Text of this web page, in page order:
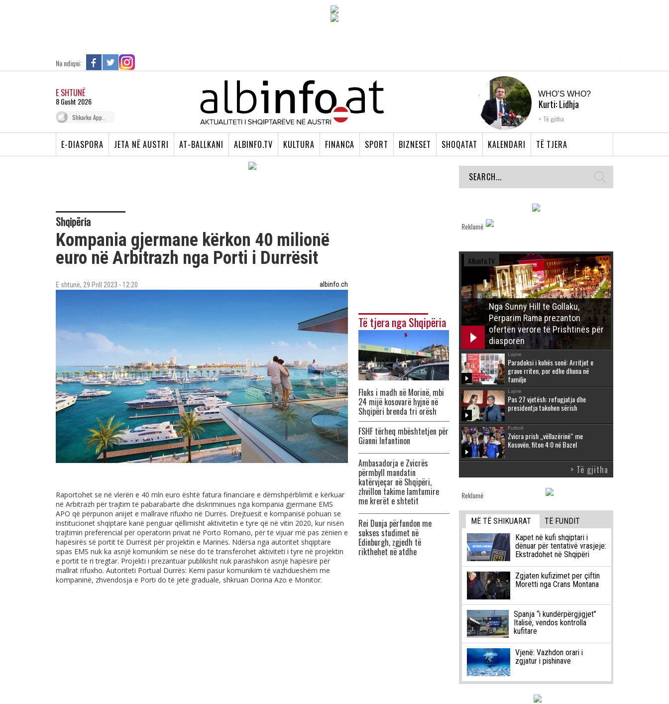
Na ndiqni:
E SHTUNË
8 Gusht 2026
Shkarko App..
WHO’S WHO?
Kurti: Lidhja
Shqiptare e Prizrenit,
Të gjitha
E-DIASPORA JETA NË AUSTRI AT-BALLKANI ALBINFO.TV KULTURA FINANCA SPORT BIZNESET SHOQATAT KALENDARI TË TJERA
Shqipëria
Kompania gjermane kërkon 40 milionë
euro në Arbitrazh nga Porti i Durrësit
E shtunë, 29 Prill 2023 - 12:20 albinfo.ch
Raportohet se në vlerën e 40 mln euro është fatura financiare e dëmshpërblimit e kërkuar
në Arbitrazh për trajtim të pabarabartë dhe diskriminues nga kompania gjermane EMS
APO që përpunon anijet e mallrave rifuxho në Durrës. Drejtuesit e kompanisë pohuan se
institucionet shqiptare kanë penguar qëllimisht aktivitetin e tyre që në vitin 2020, kur nisën
trajtimin preferencial për operatorin privat në Porto Romano, për të vijuar më pas zënien e
hapësirës së portit të Durrësit për projektin e Marinës. Ndërsa nga autoritet shqiptare
sipas EMS nuk ka asnjë komunikim se nëse do të transferohet aktiviteti i tyre në projektin
e portit të ri tregtar. Projekti i prezantuar publikisht nuk parashikon asnjë hapësirë për
mallrat rifuxho. Autoriteti Portual Durrës: Kemi pasur komunikim të vazhdueshëm me
kompaninë, zhvendosja e Porti do të jetë graduale, shkruan Dorina Azo e Monitor.
Të tjera nga Shqipëria
Fluks i madh në Morinë, mbi
24 mijë kosovarë hyjnë në
Shqipëri brenda tri orësh
FSHF tërheq mbështetjen për
Gianni Infantinon
Ambasadorja e Zvicrës
përmbyll mandatin
katërvjeçar në Shqipëri,
zhvillon takime lamtumire
me krerët e shtetit
Rei Dunja përfundon me
sukses studimet në
Edinburgh, zgjedh të
rikthehet në atdhe
Reklamë
Albinfo.TV
Nga Sunny Hill te Gollaku,
Përparim Rama prezanton
ofertën verore të Prishtinës për
diasporën
Lajme
Paradoksi i kohës sonë: Arritjet e
grave rriten, por edhe dhuna në
familje
Lajme
Pas 27 vjetësh: refugjatja dhe
presidentja takohen sërish
Futboll
Zvicra prish „vëllazërinë“ me
Kosovën, fiton 4:0 në Bazel
> Të gjitha
Reklamë
MË TË SHIKUARAT
TË FUNDIT
Kapet në kufi shqiptari i
dënuar për tentativë vrasjeje:
Ekstradohet në Shqipëri
Zgjaten kufizimet per çiftin
Moretti nga Crans Montana
Spanja “i kundërpërgjigjet”
Italisë, vendos kontrolla
kufitare
Vjenë: Vazhdon orari i
zgjatur i pishinave